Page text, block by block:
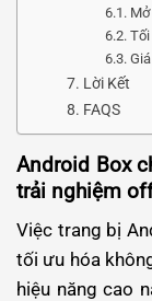
Tối
Lời Kết
FAQS
Android Box
trải nghiệm
Việc trang bị
tối ưu hóa
hiệu năng cao